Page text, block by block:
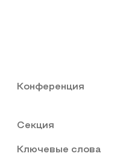
Конференция
Секция
Ключевые слова